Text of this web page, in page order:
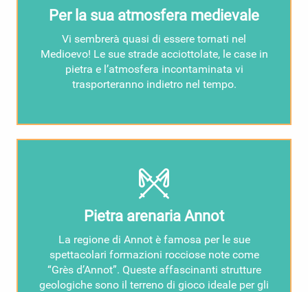
Per la sua atmosfera medievale
Vi sembrerà quasi di essere tornati nel
Medioevo! Le sue strade acciottolate, le case in
pietra e l’atmosfera incontaminata vi
trasporteranno indietro nel tempo.
Pietra arenaria Annot
La regione di Annot è famosa per le sue
spettacolari formazioni rocciose note come
“Grès d’Annot”. Queste affascinanti strutture
geologiche sono il terreno di gioco ideale per gli